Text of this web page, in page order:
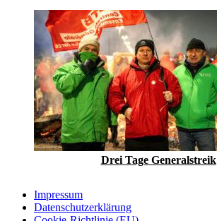
Drei Tage Generalstreik
Impressum
Datenschutzerklärung